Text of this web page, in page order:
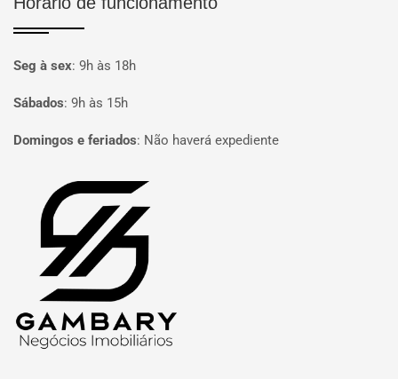
Seg à sex: 9h às 18h
Sábados: 9h às 15h
Domingos e feriados: Não haverá expediente
Página inicial